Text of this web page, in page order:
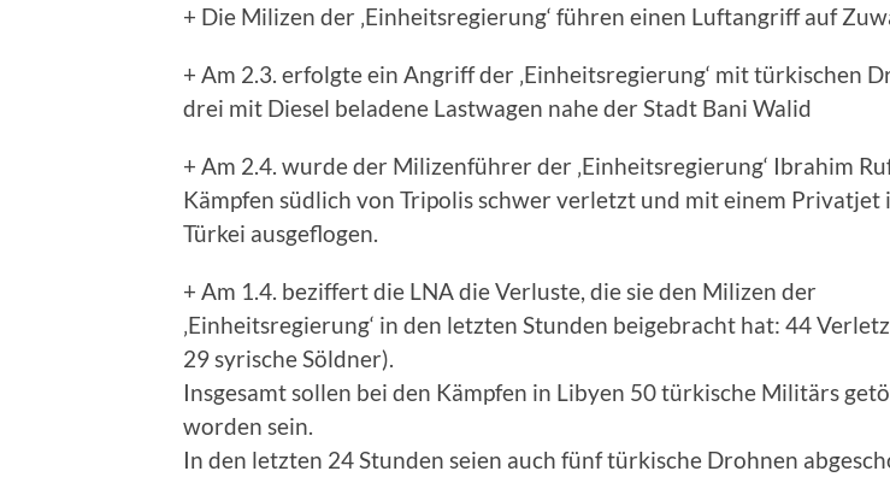
+ Die Milizen der ‚Einheitsregierung‘ führen einen Luftangriff auf
+ Am 2.3. erfolgte ein Angriff der ‚Einheitsregierung‘ mit türkischen
drei mit Diesel beladene Lastwagen nahe der Stadt Bani Walid
+ Am 2.4. wurde der Milizenführer der ‚Einheitsregierung‘ Ibrahim
Kämpfen südlich von Tripolis schwer verletzt und mit einem Privatjet
Türkei ausgeflogen.
+ Am 1.4. beziffert die LNA die Verluste, die sie den Milizen der
‚Einheitsregierung‘ in den letzten Stunden beigebracht hat: 44
29 syrische Söldner).
Insgesamt sollen bei den Kämpfen in Libyen 50 türkische Militärs
worden sein.
In den letzten 24 Stunden seien auch fünf türkische Drohnen